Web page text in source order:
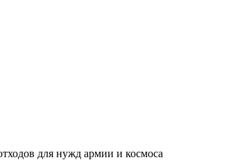
для нужд армии и космоса